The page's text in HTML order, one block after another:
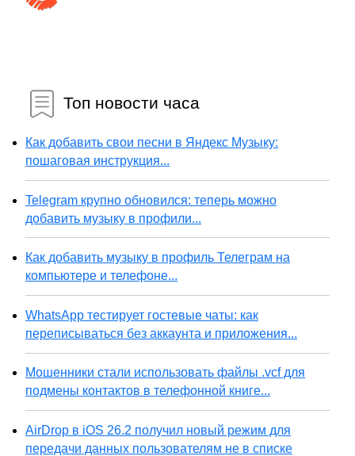
Топ новости часа
Как добавить свои песни в Яндекс Музыку:
пошаговая инструкция...
Telegram крупно обновился: теперь можно
добавить музыку в профили...
Как добавить музыку в профиль Телеграм на
компьютере и телефоне...
WhatsApp тестирует гостевые чаты: как
переписываться без аккаунта и приложения...
Мошенники стали использовать файлы .vcf для
подмены контактов в телефонной книге...
AirDrop в iOS 26.2 получил новый режим для
передачи данных пользователям не в списке